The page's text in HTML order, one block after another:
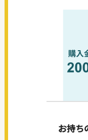
お持ち